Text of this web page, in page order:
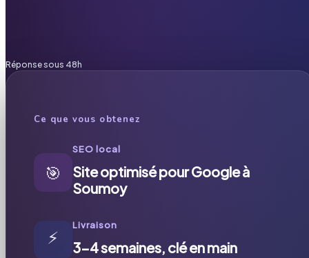
Réponse sous 48h
Ce que vous obtenez
🎯
SEO local
Site optimisé pour Google à
Soumoy
⚡
Livraison
3-4 semaines, clé en main